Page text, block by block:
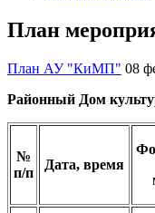
План
План АУ "КиМП" 08
Районный Дом
№
п/п
Дата, время